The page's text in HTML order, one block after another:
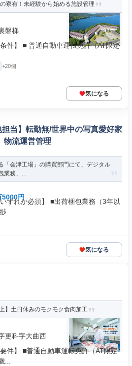
寮有！未経験から始める施設管理
磐梯
件】 ■ 普通自動車運転免許（AT限定
+20個
気になる
担当】転勤無/世界中の写真愛好家
物流運営管理
「会津工場」の購買部門にて、デジタル
業務、...
5000円
ずれか必須】 ■出荷梱包業務（3年以
...
気になる
】土日休みのモクモク食肉加工
更科字大曲西
件】 ■普通自動車運転免許（AT限定
...